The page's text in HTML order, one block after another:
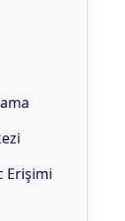
Erişimi